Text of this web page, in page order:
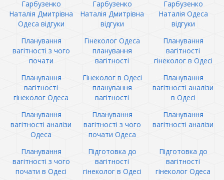
Гарбузенко
Наталія Дмитрівна
Одеса відгуки
Гарбузенко
Наталія Дмитрівна
відгуки
Гарбузенко
Наталія Одеса
відгуки
Планування
вагітності з чого
почати
Гінеколог Одеса
планування
вагітності
Планування
вагітності
гінеколог в Одесі
Планування
вагітності
гінеколог Одеса
Гінеколог в Одесі
планування
вагітності
Планування
вагітності аналізи
в Одесі
Планування
вагітності аналізи
Одеса
Планування
вагітності з чого
почати Одеса
Планування
вагітності аналізи
Планування
вагітності з чого
почати в Одесі
Підготовка до
вагітності
гінеколог в Одесі
Підготовка до
вагітності
гінеколог Одеса